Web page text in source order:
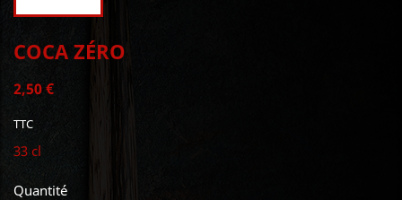
COCA ZÉRO
2,50 €
TTC
33 cl
Quantité